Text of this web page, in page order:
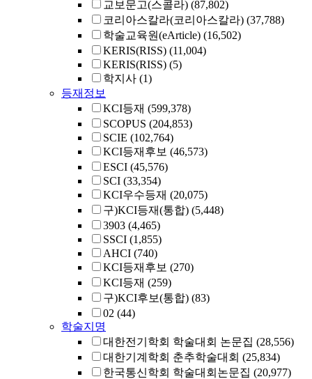
교보문고(스콜라) (87,802)
코리아스칼라(코리아스칼라) (37,788)
학술교육원(eArticle) (16,502)
KERIS(RISS) (11,004)
KERIS(RISS) (5)
학지사 (1)
등재정보
KCI등재 (599,378)
SCOPUS (204,853)
SCIE (102,764)
KCI등재후보 (46,573)
ESCI (45,576)
SCI (33,354)
KCI우수등재 (20,075)
구)KCI등재(통합) (5,448)
3903 (4,465)
SSCI (1,855)
AHCI (740)
KCI등재후보 (270)
KCI등재 (259)
구)KCI후보(통합) (83)
02 (44)
학술지명
대한전기학회 학술대회 논문집 (28,556)
대한기계학회 춘추학술대회 (25,834)
한국통신학회 학술대회논문집 (20,977)